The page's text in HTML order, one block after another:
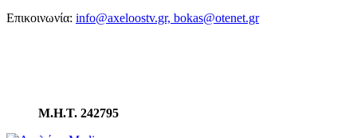
Επικοινωνία: info@axeloostv.gr, bokas@otenet.gr
Μ.Η.Τ. 242795